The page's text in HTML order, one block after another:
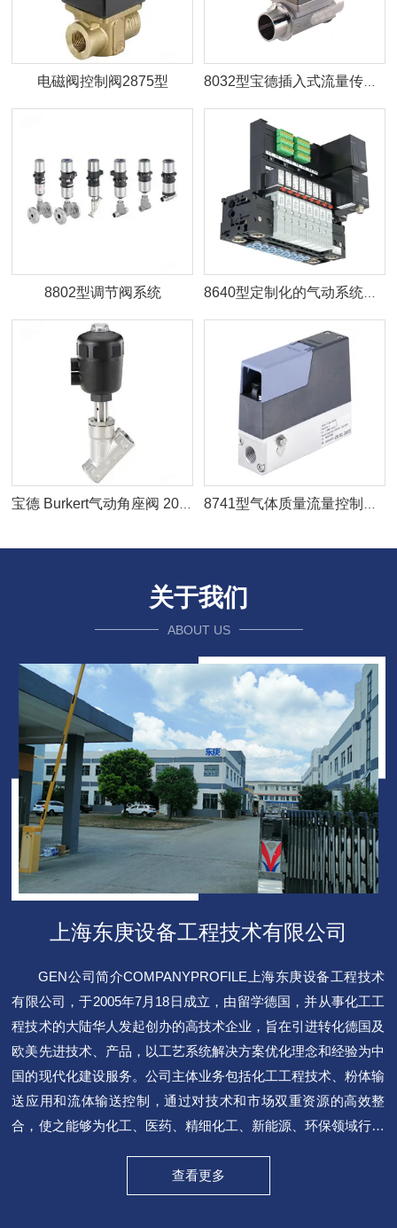
电磁阀控制阀2875型
8802型调节阀系统
关于我们
ABOUT US
上海东庚设备工程技术有限公司
GEN公司简介COMPANYPROFILE上海东庚设备工程技术
有限公司，于2005年7月18日成立，由留学德国，并从事化工工
程技术的大陆华人发起创办的高技术企业，旨在引进转化德国及
欧美先进技术、产品，以工艺系统解决方案优化理念和经验为中
国的现代化建设服务。公司主体业务包括化工工程技术、粉体输
送应用和流体输送控制，通过对技术和市场双重资源的高效整
合，使之能够为化工、医药、精细化工、新能源、环保领域行业
成东庚工程装备制造基地，以高效智能化生产设备、专业的技术
团队、勇于探索的精神和日益精进的坚持作为基石，高效优质的
查看更多